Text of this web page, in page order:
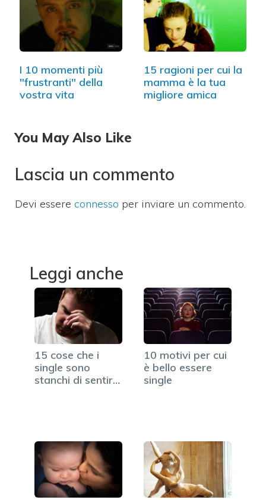
I 10 momenti più
"frustranti" della
vostra vita
15 ragioni per cui la
mamma è la tua
migliore amica
You May Also Like
Lascia un commento
Devi essere connesso per inviare un commento.
Leggi anche
15 cose che i
single sono
stanchi di sentirsi
10 motivi per cui
è bello essere
single